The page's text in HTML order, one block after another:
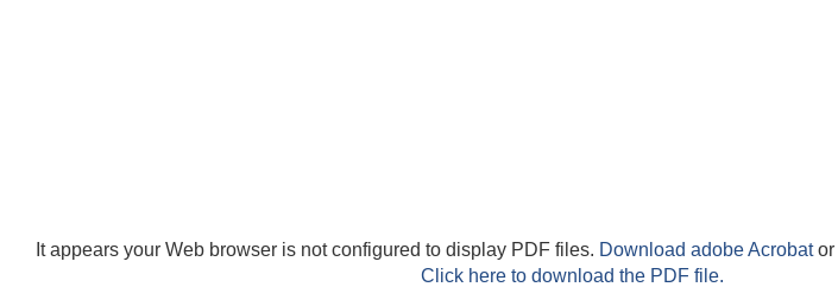
It appears your Web browser is not configured to display PDF files. Download adobe Acrobator
Click here to download the PDF file.